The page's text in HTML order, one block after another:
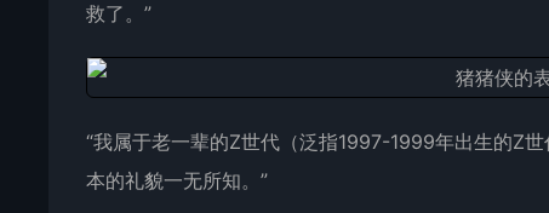
救了。”
“我属于老一辈的Z世代（泛指1997-1999年出生的Z
本的礼貌一无所知。”